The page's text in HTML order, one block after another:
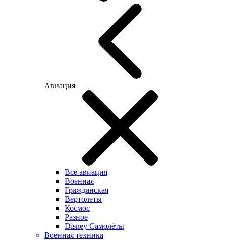
Авиация
Все авиация
Военная
Гражданская
Вертолеты
Космос
Разное
Disney Самолёты
Военная техника